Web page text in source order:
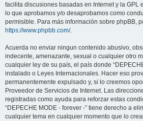
facilita discusiones basadas en Internet y la GPL
lo que aprobamos y/o desaprobamos como
permisible. Para más información sobre phpBB,
https://www.phpbb.com/.
Acuerda no enviar ningun contenido abusivo,
indecente, amenazante, sexual o cualquier otro
cualquier ley de su país, el país donde
instalado o Leyes Internacionales. Hacer eso
permanentemente expulsado y, si lo creemos
Proveedor de Servicios de Internet. Las
registradas como ayuda para reforzar estas
“DEPECHE MODE - forever -” tiene derecho a
cualquier tema en cualquier momento que lo